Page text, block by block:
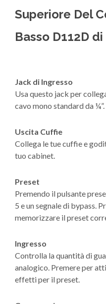
Superiore Del
Basso D112D
Jack di Ingresso
Usa questo jack per
cavo mono standard da ¼”.
Uscita Cuffie
Collega le tue cuffie e
tuo cabinet.
Preset
Premendo il pulsante
5 e un segnale di bypass.
memorizzare il preset
Ingresso
Controlla la quantità di
analogico. Premere per
effetti per il preset.